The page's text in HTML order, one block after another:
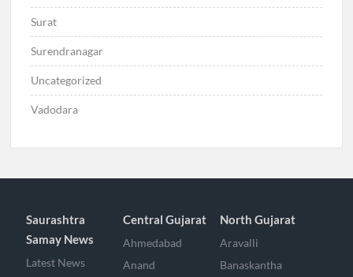
Surat
Surendranagar
Uncategorized
Vadodara
Saurashtra
Samay News
Latest News
Central Gujarat
Ahmedabad
Anand
North Gujarat
Aravalli
Banaskantha